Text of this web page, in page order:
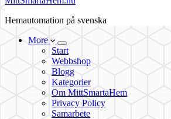
Hemautomation på svenska
More
Start
Webbshop
Blogg
Kategorier
Om MittSmartaHem
Privacy Policy
Samarbete